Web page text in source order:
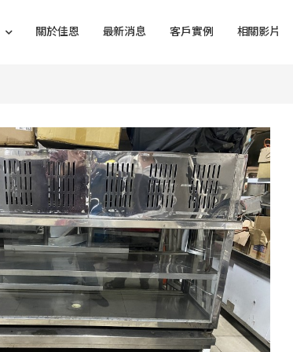
關於佳恩 最新消息 客戶實例 相關影片